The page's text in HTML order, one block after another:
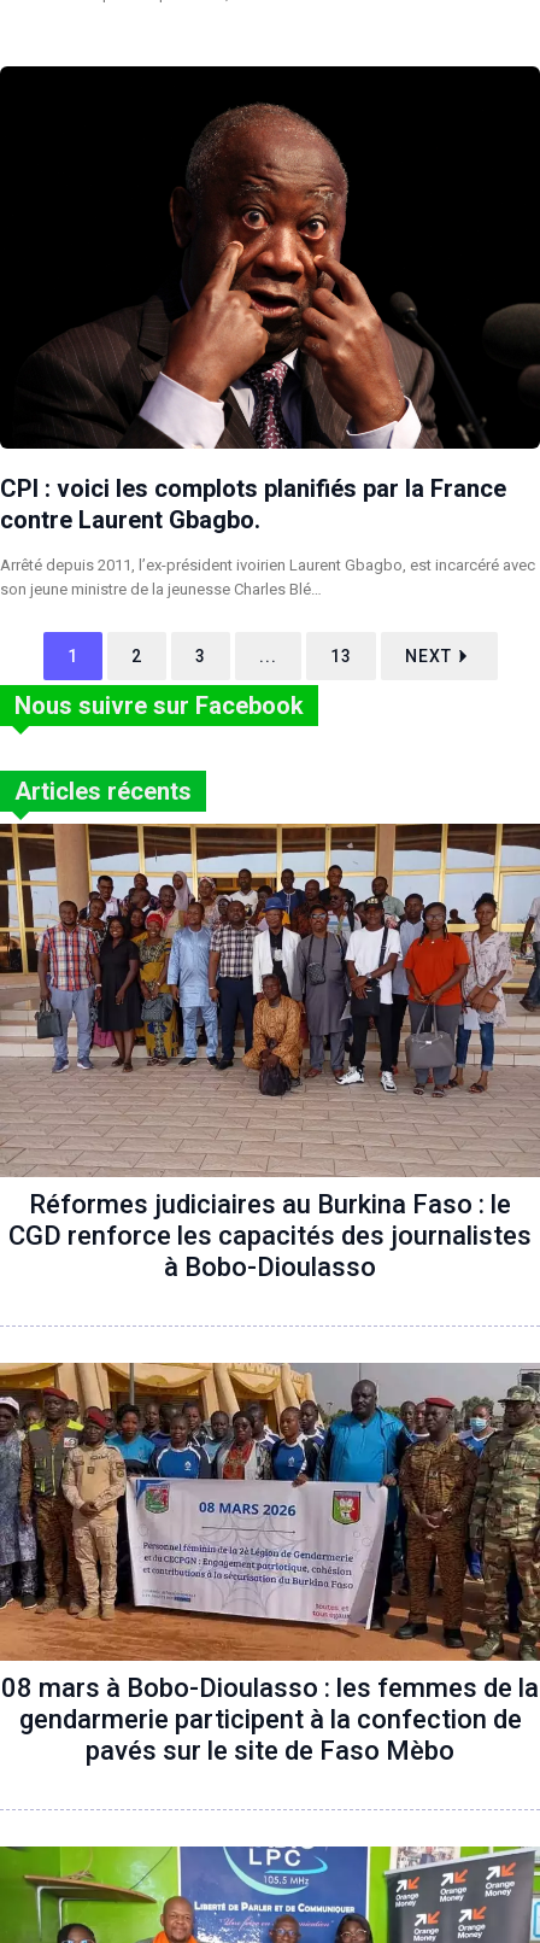
CPI : voici les complots planifiés par la France
contre Laurent Gbagbo.
Arrêté depuis 2011, l’ex-président ivoirien Laurent Gbagbo, est incarcéré avec
son jeune ministre de la jeunesse Charles Blé…
1 2 3 ... 13 NEXT
Nous suivre sur Facebook
Articles récents
Réformes judiciaires au Burkina Faso : le
CGD renforce les capacités des journalistes
à Bobo-Dioulasso
08 mars à Bobo-Dioulasso : les femmes de la
gendarmerie participent à la confection de
pavés sur le site de Faso Mèbo